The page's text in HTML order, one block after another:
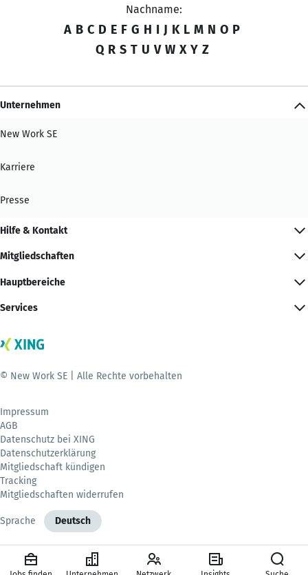
Nachname:
A B C D E F G H I J K L M N O P
Q R S T U V W X Y Z
Unternehmen
New Work SE
Karriere
Presse
Hilfe & Kontakt
Mitgliedschaften
Hauptbereiche
Services
© New Work SE | Alle Rechte vorbehalten
Impressum
AGB
Datenschutz bei XING
Datenschutzerklärung
Mitgliedschaft kündigen
Tracking
Mitgliedschaften widerrufen
Sprache Deutsch